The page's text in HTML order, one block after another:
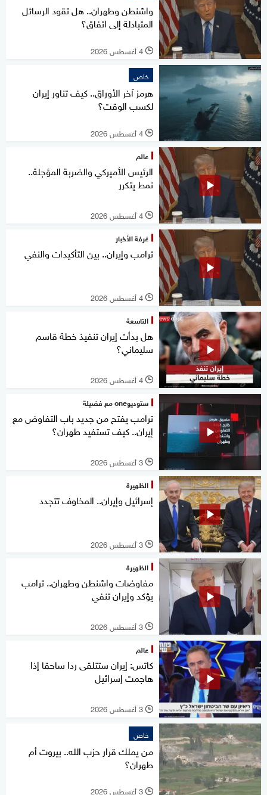
واشنطن وطهران.. هل تقود الرسائل
المتبادلة إلى اتفاق؟
l 4 أغسطس 2026
خاص
هرمز آخر الأوراق.. كيف تناور إيران
لكسب الوقت؟
l 4 أغسطس 2026
عالم
الرئيس الأميركي والضربة المؤجلة..
نمط يتكرر
l 4 أغسطس 2026
غرفة الأخبار
ترامب وإيران.. بين التأكيدات والنفي
l 4 أغسطس 2026
التاسعة
هل بدأت إيران تنفيذ خطة قاسم
سليماني؟
l 4 أغسطس 2026
ستوديوone مع فضيلة
ترامب يفتح من جديد باب التفاوض مع
إيران.. كيف تستفيد طهران؟
l 3 أغسطس 2026
الظهيرة
إسرائيل وإيران.. المخاوف تتجدد
l 3 أغسطس 2026
الظهيرة
مفاوضات واشنطن وطهران.. ترامب
يؤكد وإيران تنفي
l 3 أغسطس 2026
عالم
كاتس: إيران ستتلقى ردا ساحقا إذا
هاجمت إسرائيل
l 3 أغسطس 2026
خاص
من يملك قرار حزب الله.. بيروت أم
طهران؟
l 3 أغسطس 2026